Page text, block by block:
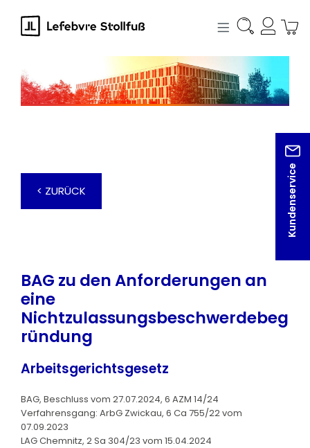
springen
Kundenservice
< ZURÜCK
BAG zu den Anforderungen an
eine
Nichtzulassungsbeschwerdebeg
ründung
Arbeitsgerichtsgesetz
BAG, Beschluss vom 27.07.2024, 6 AZM 14/24
Verfahrensgang: ArbG Zwickau, 6 Ca 755/22 vom
07.09.2023
LAG Chemnitz, 2 Sa 304/23 vom 15.04.2024